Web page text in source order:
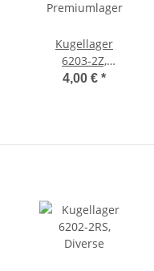
Kugellager
6203-2Z,
Premiumlager
4,00 € *